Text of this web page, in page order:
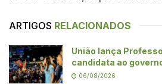
ARTIGOS RELACIONADOS
União lança
candidata ao
06/08/2026